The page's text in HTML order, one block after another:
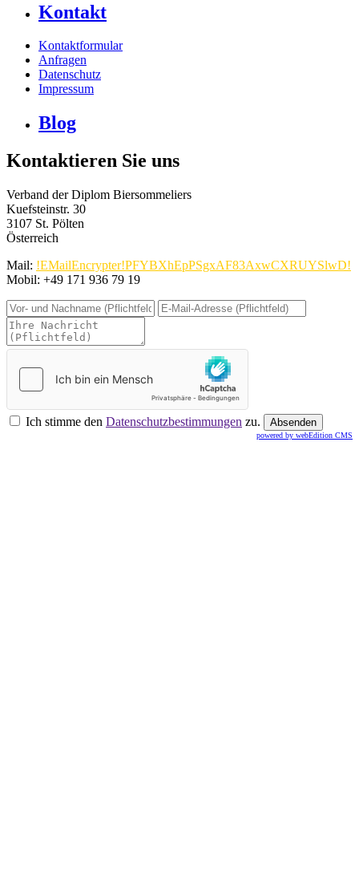
Kontakt
Kontaktformular
Anfragen
Datenschutz
Impressum
Blog
Kontaktieren Sie uns
Verband der Diplom Biersommeliers
Kuefsteinstr. 30
3107 St. Pölten
Österreich
Mail: !EMailEncrypter!PFYBXhEpPSgxAF83AxwCXRUYSlwD!
Mobil: +49 171 936 79 19
Ich stimme den Datenschutzbestimmungen zu.
powered by webEdition CMS